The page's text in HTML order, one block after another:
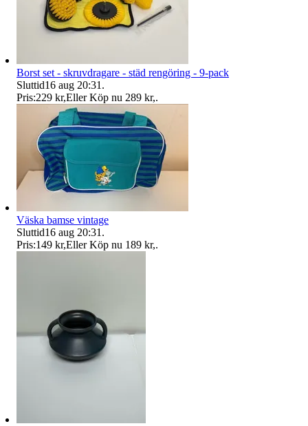
Borst set - skruvdragare - städ rengöring - 9-pack
Sluttid16 aug 20:31 .
Pris:229 kr,Eller Köp nu 289 kr,.
Väska bamse vintage
Sluttid16 aug 20:31 .
Pris:149 kr,Eller Köp nu 189 kr,.